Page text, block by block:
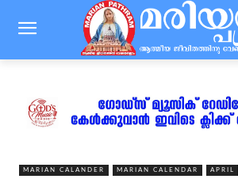
MARIAN CALANDER MARIAN CALENDAR APRIL